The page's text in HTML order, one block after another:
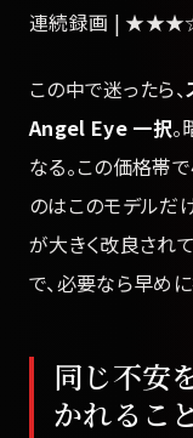
連続録画 |
この中で迷ったら、
Angel Eye 一択
なる。この価格帯
のはこのモデルだ
が大きく改良され
で、必要なら早め
同じ不安
かれること